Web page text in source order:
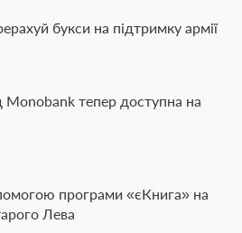
букси на підтримку армії
Monobank тепер доступна на
програми «єКнига» на
Лева